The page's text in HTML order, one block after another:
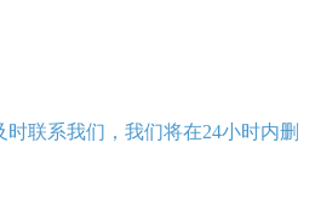
联系我们，我们将在24小时内删